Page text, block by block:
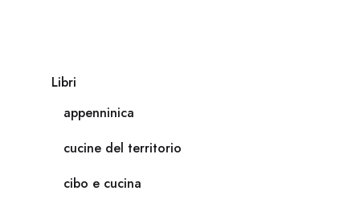
Libri
appenninica
cucine del territorio
cibo e cucina